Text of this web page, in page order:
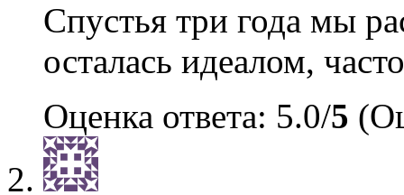
Спустья три года мы
осталась идеалом,
Оценка ответа: 5.0/5